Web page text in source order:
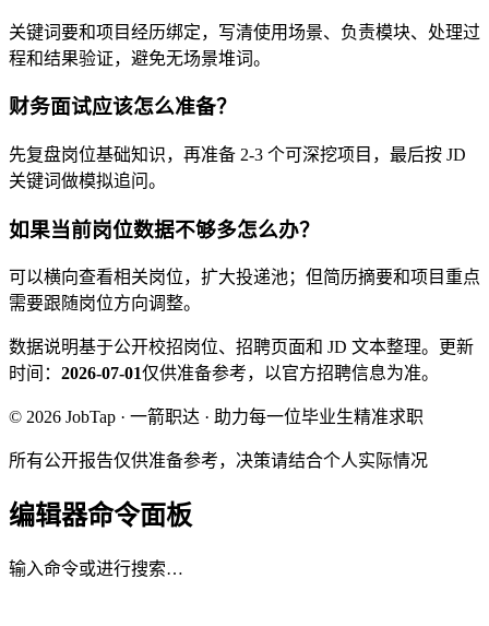
关键词要和项目经历绑定，写清使用场景、负责模块、处理过
程和结果验证，避免无场景堆词。
财务面试应该怎么准备？
先复盘岗位基础知识，再准备 2-3 个可深挖项目，最后按 JD
关键词做模拟追问。
如果当前岗位数据不够多怎么办？
可以横向查看相关岗位，扩大投递池；但简历摘要和项目重点
需要跟随岗位方向调整。
数据说明基于公开校招岗位、招聘页面和 JD 文本整理。
更新
时间： 2026-07-01仅供准备参考，以官方招聘信息为准。
© 2026 JobTap · 一箭职达 · 助力每一位毕业生精准求职
所有公开报告仅供准备参考，决策请结合个人实际情况
编辑器命令面板
输入命令或进行搜索…